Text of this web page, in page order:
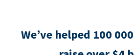
We’ve helped 100